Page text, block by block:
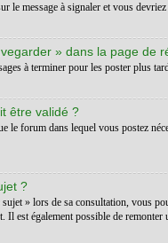
le message à signaler et vous
» dans la page de
à terminer pour les poster plus
être validé ?
le forum dans lequel vous postez
?
» lors de sa consultation, vous
Il est également possible de